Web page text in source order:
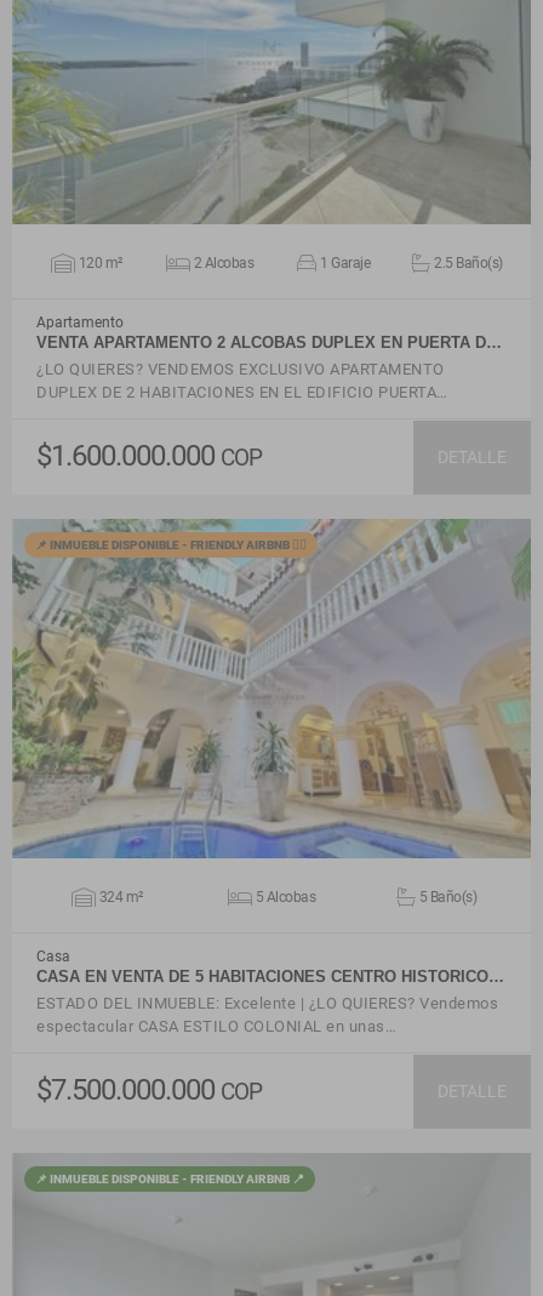
VER DETALLES
120 m² 2 Alcobas 1 Garaje 2.5 Baño(s)
Apartamento
VENTA APARTAMENTO 2 ALCOBAS DUPLEX EN PUERTA D…
¿LO QUIERES? VENDEMOS EXCLUSIVO APARTAMENTO
DUPLEX DE 2 HABITACIONES EN EL EDIFICIO PUERTA…
$1.600.000.000 COP DETALLE
📌 INMUEBLE DISPONIBLE - FRIENDLY AIRBNB 🙋‍♂️
VER DETALLES
324 m² 5 Alcobas 5 Baño(s)
Casa
CASA EN VENTA DE 5 HABITACIONES CENTRO HISTORICO…
ESTADO DEL INMUEBLE: Excelente | ¿LO QUIERES? Vendemos
espectacular CASA ESTILO COLONIAL en unas…
$7.500.000.000 COP DETALLE
📌 INMUEBLE DISPONIBLE - FRIENDLY AIRBNB 📍